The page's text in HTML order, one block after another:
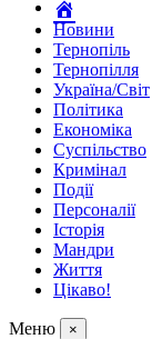
Новини
Тернопіль
Тернопілля
Україна/Світ
Політика
Економіка
Суспільство
Кримінал
Події
Персоналії
Історія
Мандри
Життя
Цікаво!
Меню ×